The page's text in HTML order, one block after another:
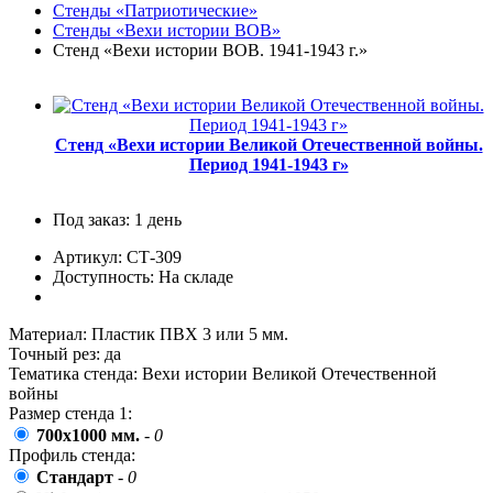
пожилых людей
5 октября, День учителя
25 октября, День Таможенника
28 октября, День Бабушек и Дедушек
4 ноября, День народного единства
7 ноября, День проведения военного
парада на Красной площади
революции
10 ноября, День сотрудника органов
внутренних дел РФ
13 ноября, День Войск РХБЗ
19 ноября, День Ракетных Войск и
Артиллерии
Стенды «Патриотические»
Стенды «Вехи истории ВОВ»
Стенд «Вехи истории ВОВ. 1941-1943 г.»
Стенд «Вехи истории Великой Отечественной войны.
Период 1941-1943 г»
Под заказ: 1 день
Артикул: СТ-309
Доступность: На складе
Материал: Пластик ПВХ 3 или 5 мм.
Точный рез: да
Тематика стенда: Вехи истории Великой Отечественной
войны
Размер стенда 1:
700x1000 мм. - 0
Профиль стенда:
Стандарт - 0